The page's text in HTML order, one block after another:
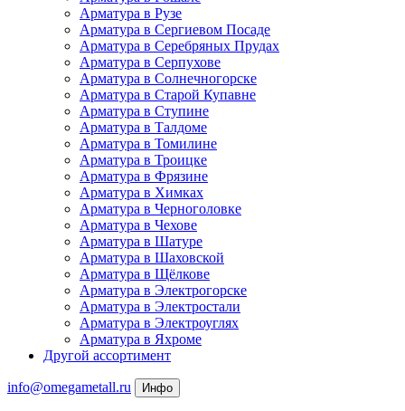
Арматура в Рузе
Арматура в Сергиевом Посаде
Арматура в Серебряных Прудах
Арматура в Серпухове
Арматура в Солнечногорске
Арматура в Старой Купавне
Арматура в Ступине
Арматура в Талдоме
Арматура в Томилине
Арматура в Троицке
Арматура в Фрязине
Арматура в Химках
Арматура в Черноголовке
Арматура в Чехове
Арматура в Шатуре
Арматура в Шаховской
Арматура в Щёлкове
Арматура в Электрогорске
Арматура в Электростали
Арматура в Электроуглях
Арматура в Яхроме
Другой ассортимент
info@omegametall.ru Инфо